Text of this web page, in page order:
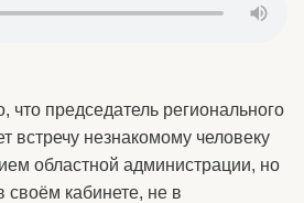
что председатель регионального
встречу незнакомому человеку
областной администрации, но
кабинете, не в